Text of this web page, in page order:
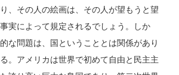
、その人の絵画は、その人が望もうと望
実によって規定されるでしょう。しか
な問題は、国ということとは関係があり
。アメリカは世界で初めて自由と民主主